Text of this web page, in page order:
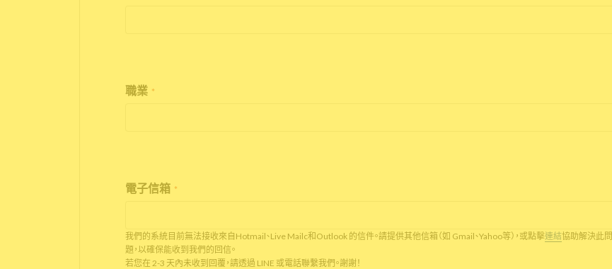
職業 *
電子信箱 *
我們的系統目前無法接收來自Hotmail、Live Mailc和Outlook 的信件。請提供其他信箱（如 Gmail、Yahoo等），或點擊連結協助解決此問
題，以確保能收到我們的回信。
若您在 2-3 天內未收到回覆，請透過 LINE 或電話聯繫我們。謝謝！